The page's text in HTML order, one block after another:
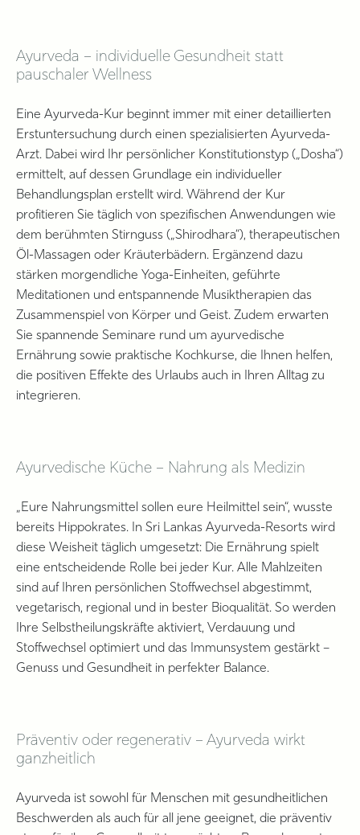
Ayurveda – individuelle Gesundheit statt
pauschaler Wellness
Eine Ayurveda-Kur beginnt immer mit einer detaillierten
Erstuntersuchung durch einen spezialisierten Ayurveda-
Arzt. Dabei wird Ihr persönlicher Konstitutionstyp („Dosha“)
ermittelt, auf dessen Grundlage ein individueller
Behandlungsplan erstellt wird. Während der Kur
profitieren Sie täglich von spezifischen Anwendungen wie
dem berühmten Stirnguss („Shirodhara“), therapeutischen
Öl-Massagen oder Kräuterbädern. Ergänzend dazu
stärken morgendliche Yoga-Einheiten, geführte
Meditationen und entspannende Musiktherapien das
Zusammenspiel von Körper und Geist. Zudem erwarten
Sie spannende Seminare rund um ayurvedische
Ernährung sowie praktische Kochkurse, die Ihnen helfen,
die positiven Effekte des Urlaubs auch in Ihren Alltag zu
integrieren.
Ayurvedische Küche – Nahrung als Medizin
„Eure Nahrungsmittel sollen eure Heilmittel sein“, wusste
bereits Hippokrates. In Sri Lankas Ayurveda-Resorts wird
diese Weisheit täglich umgesetzt: Die Ernährung spielt
eine entscheidende Rolle bei jeder Kur. Alle Mahlzeiten
sind auf Ihren persönlichen Stoffwechsel abgestimmt,
vegetarisch, regional und in bester Bioqualität. So werden
Ihre Selbstheilungskräfte aktiviert, Verdauung und
Stoffwechsel optimiert und das Immunsystem gestärkt –
Genuss und Gesundheit in perfekter Balance.
Präventiv oder regenerativ – Ayurveda wirkt
ganzheitlich
Ayurveda ist sowohl für Menschen mit gesundheitlichen
Beschwerden als auch für all jene geeignet, die präventiv